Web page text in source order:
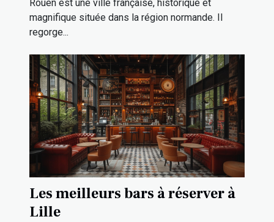
Rouen est une ville française, historique et
magnifique située dans la région normande. Il
regorge...
Les meilleurs bars à réserver à
Lille